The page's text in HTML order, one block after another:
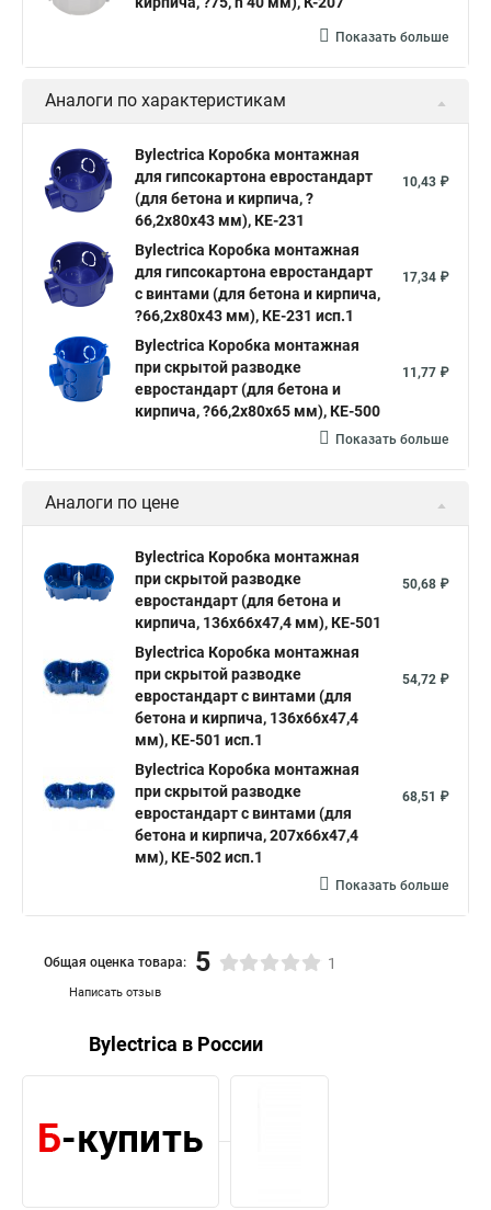
Показать больше
Аналоги по характеристикам
Bylectrica Коробка монтажная
для гипсокартона евростандарт
(для бетона и кирпича, ?
66,2х80х43 мм), КЕ-231
10,43 ₽
Bylectrica Коробка монтажная
для гипсокартона евростандарт
с винтами (для бетона и кирпича,
?66,2х80х43 мм), КЕ-231 исп.1
17,34 ₽
Bylectrica Коробка монтажная
при скрытой разводке
евростандарт (для бетона и
кирпича, ?66,2х80х65 мм), КЕ-500
11,77 ₽
Показать больше
Аналоги по цене
Bylectrica Коробка монтажная
при скрытой разводке
евростандарт (для бетона и
кирпича, 136х66х47,4 мм), КЕ-501
50,68 ₽
Bylectrica Коробка монтажная
при скрытой разводке
евростандарт с винтами (для
бетона и кирпича, 136х66х47,4
мм), КЕ-501 исп.1
54,72 ₽
Bylectrica Коробка монтажная
при скрытой разводке
евростандарт с винтами (для
бетона и кирпича, 207х66х47,4
мм), КЕ-502 исп.1
68,51 ₽
Показать больше
Написать отзыв
Общая оценка товара: 5 1
Bylectrica в России